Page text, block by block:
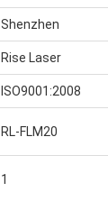
Shenzhen
Rise Laser
ISO9001:2008
RL-FLM20
1